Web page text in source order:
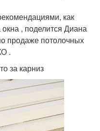
как
, поделится Диана
продаже потолочных
.
за карниз